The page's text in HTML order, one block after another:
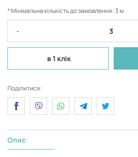
* Мінімальна кількість до замовлення: 3 м
-
в 1 клік
Поділитися:
Опис